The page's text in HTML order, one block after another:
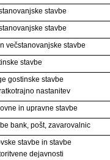
stavbe
stavbe
večstanovanjske stavbe
stavbe
gostinske stavbe
nastanitev
in upravne stavbe
bank, pošt, zavarovalnic
stavbe in stavbe
dejavnosti